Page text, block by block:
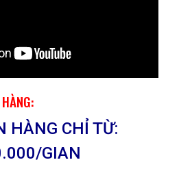
HÀNG CHỈ TỪ:
GIAN